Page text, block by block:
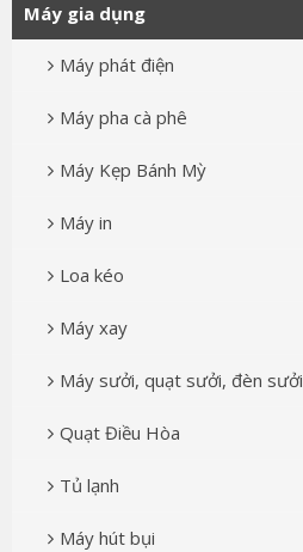
Máy gia dụng
Máy phát điện
Máy pha cà phê
Máy Kẹp Bánh Mỳ
Máy in
Loa kéo
Máy xay
Máy sưởi, quạt sưởi, đèn sưởi
Quạt Điều Hòa
Tủ lạnh
Máy hút bụi